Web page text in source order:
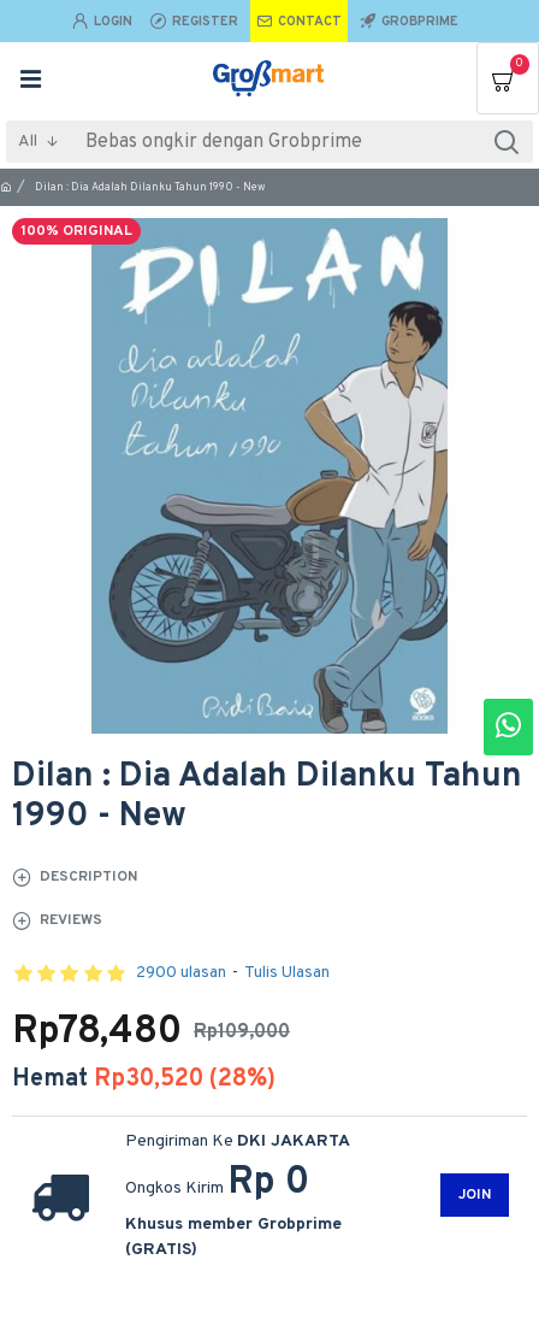
LOGIN REGISTER CONTACT GROBPRIME
0
All
Dilan : Dia Adalah Dilanku Tahun 1990 - New
100% ORIGINAL
Dilan : Dia Adalah Dilanku Tahun
1990 - New
DESCRIPTION
REVIEWS
2900 ulasan - Tulis Ulasan
Rp109,000
Rp78,480
Hemat Rp30,520 (28%)
Pengiriman Ke DKI JAKARTA
Ongkos Kirim Rp 0
Khusus member Grobprime
(GRATIS)
JOIN